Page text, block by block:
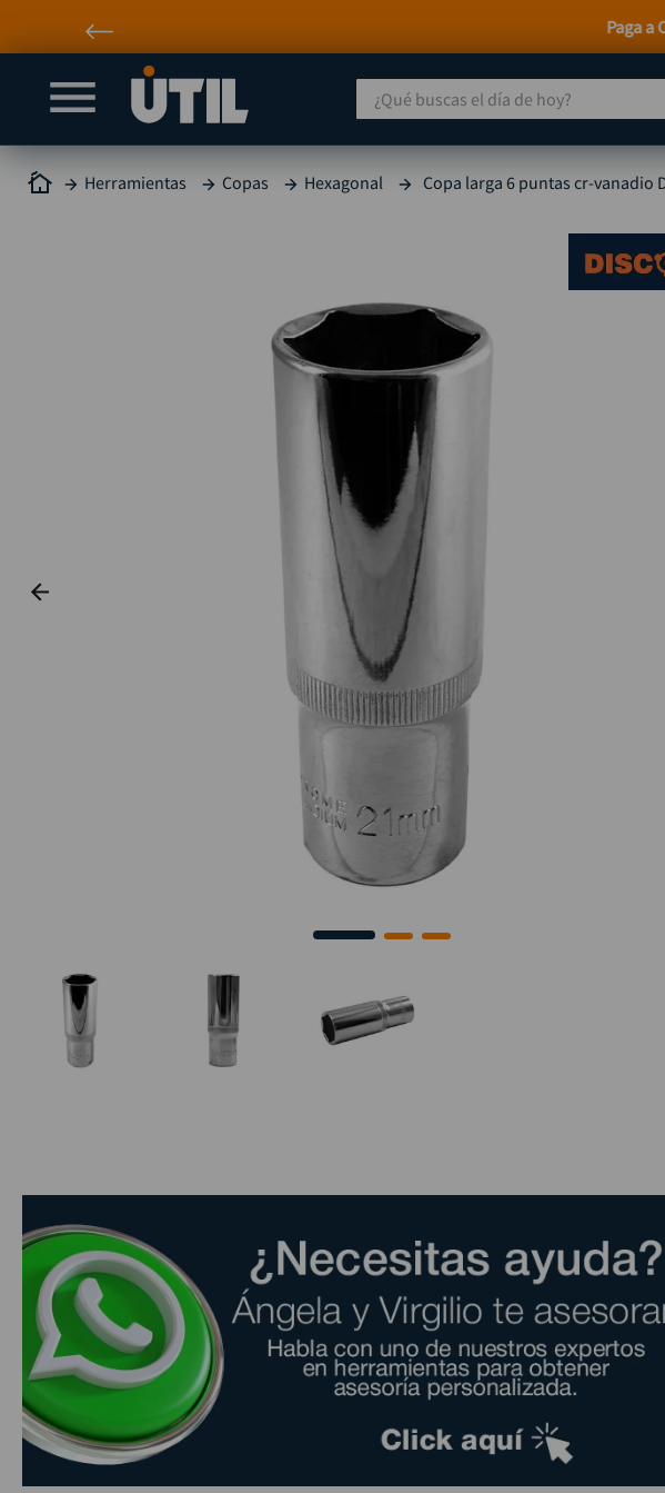
Envío
¿Qué buscas el día de hoy?
Herramientas Copas Hexagonal Copa larga 6 puntas cr-vanadio
TÉRMINOS
1. taladro